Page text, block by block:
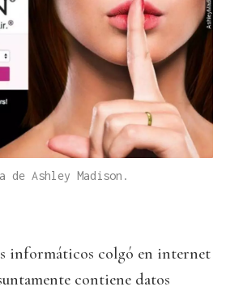
de Ashley Madison.
informáticos colgó en internet
contiene datos